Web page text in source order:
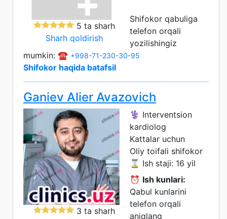
5 ta sharh
Sharh qoldirish
Shifokor qabuliga
telefon orqali
yozilishingiz
mumkin: ☎️ +998-71-230-30-95
Shifokor haqida batafsil
Ganiev Alier Avazovich
3 ta sharh
⚕️ Interventsion
kardiolog
Kattalar uchun
Oliy toifali shifokor
⌛ Ish staji: 16 yil
⏰ Ish kunlari:
Qabul kunlarini
telefon orqali
aniqlang